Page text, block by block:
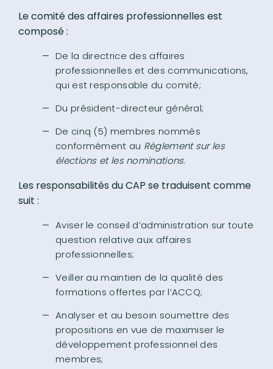
Le comité des affaires professionnelles est
composé :
De la directrice des affaires
professionnelles et des communications,
qui est responsable du comité;
Du président-directeur général;
De cinq (5) membres nommés
conformément au Règlement sur les
élections et les nominations.
Les responsabilités du CAP se traduisent comme
suit :
Aviser le conseil d’administration sur toute
question relative aux affaires
professionnelles;
Veiller au maintien de la qualité des
formations offertes par l’ACCQ;
Analyser et au besoin soumettre des
propositions en vue de maximiser le
développement professionnel des
membres;